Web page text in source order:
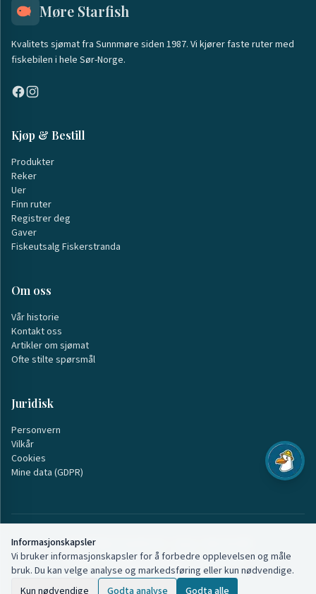
Møre Starfish
Kvalitets sjømat fra Sunnmøre siden 1987. Vi kjører faste ruter med
fiskebilen i hele Sør-Norge.
Kjøp & Bestill
Produkter
Reker
Uer
Finn ruter
Registrer deg
Gaver
Fiskeutsalg Fiskerstranda
Om oss
Vår historie
Kontakt oss
Artikler om sjømat
Ofte stilte spørsmål
Juridisk
Personvern
Vilkår
Cookies
Mine data (GDPR)
©2026Møre Starfish AS · Org.nr: 928 103 005
Svingen 7, 6036 Mauseidvåg ·Tlf: 402 00 911
Fiskebilen er på veien
Informasjonskapsler
Vi bruker informasjonskapsler for å forbedre opplevelsen og måle
bruk. Du kan velge analyse og markedsføring eller kun nødvendige.
Kun nødvendige
Godta analyse Godta alle